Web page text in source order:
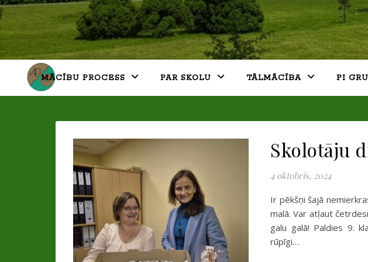
MĀCĪBU PROCESS PAR SKOLU TĀLMĀCĪBA PI
Skolotāju
4 oktobris, 2024
Ir pēkšņi šajā
malā. Var atļaut
galu galā! Paldies 9.
rūpīgi…